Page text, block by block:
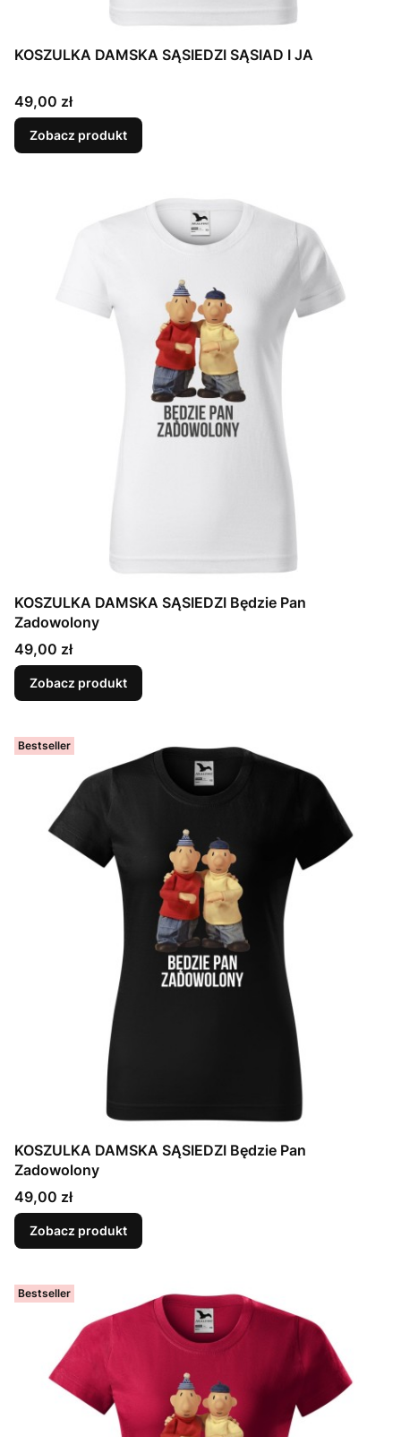
KOSZULKA DAMSKA SĄSIEDZI SĄSIAD I JA
Cena
49,00 zł
Zobacz produkt
KOSZULKA DAMSKA SĄSIEDZI Będzie Pan
Zadowolony
Cena
49,00 zł
Zobacz produkt
Bestseller
KOSZULKA DAMSKA SĄSIEDZI Będzie Pan
Zadowolony
Cena
49,00 zł
Zobacz produkt
Bestseller